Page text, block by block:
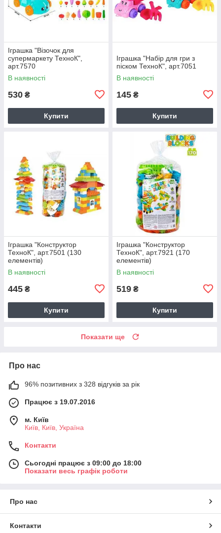
Іграшка "Візочок для
супермаркету ТехноК",
арт.7570
В наявності
530 ₴
Купити
Іграшка "Набір для гри з
піском ТехноК", арт.7051
В наявності
145 ₴
Купити
Іграшка "Конструктор
ТехноК", арт.7501 (130
елементів)
В наявності
445 ₴
Купити
Іграшка "Конструктор
ТехноК", арт.7921 (170
елементів)
В наявності
519 ₴
Купити
Показати ще
Про нас
96% позитивних з 328 відгуків за рік
Працює з 19.07.2016
м. Київ
Київ, Київ, Україна
Контакти
Сьогодні працює з 09:00 до 18:00
Показати весь графік роботи
Про нас
Контакти